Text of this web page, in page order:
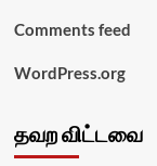
Comments feed
WordPress.org
தவற விட்டவை